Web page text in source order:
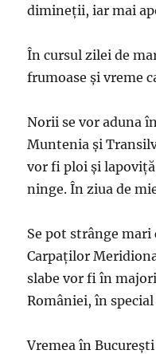
dimineții, iar mai
În cursul zilei de
frumoase și vreme
Norii se vor aduna
Muntenia și
vor fi ploi și
ninge. În ziua de
Se pot strânge
Carpaților
slabe vor fi în
României, în
Vremea în București